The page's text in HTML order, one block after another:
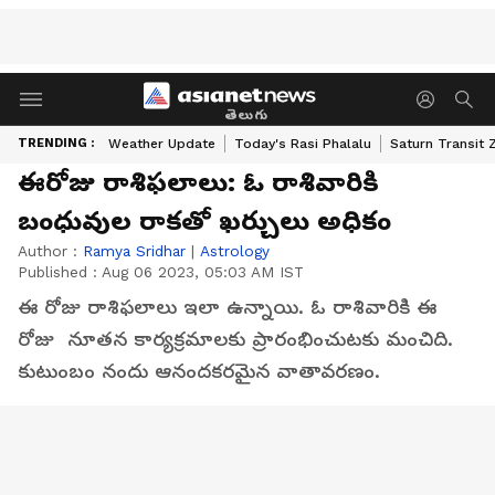
తెలుగు
TRENDING : Weather Update Today's Rasi Phalalu Saturn Transit
ఈరోజు రాశిఫలాలు: ఓ రాశివారికి
బంధువుల రాకతో ఖర్చులు అధికం
Author : Ramya Sridhar | Astrology
Published : Aug 06 2023, 05:03 AM IST
ఈ రోజు రాశిఫలాలు ఇలా ఉన్నాయి. ఓ రాశివారికి ఈ
రోజు నూతన కార్యక్రమాలకు ప్రారంభించుటకు మంచిది.
కుటుంబం నందు ఆనందకరమైన వాతావరణం.